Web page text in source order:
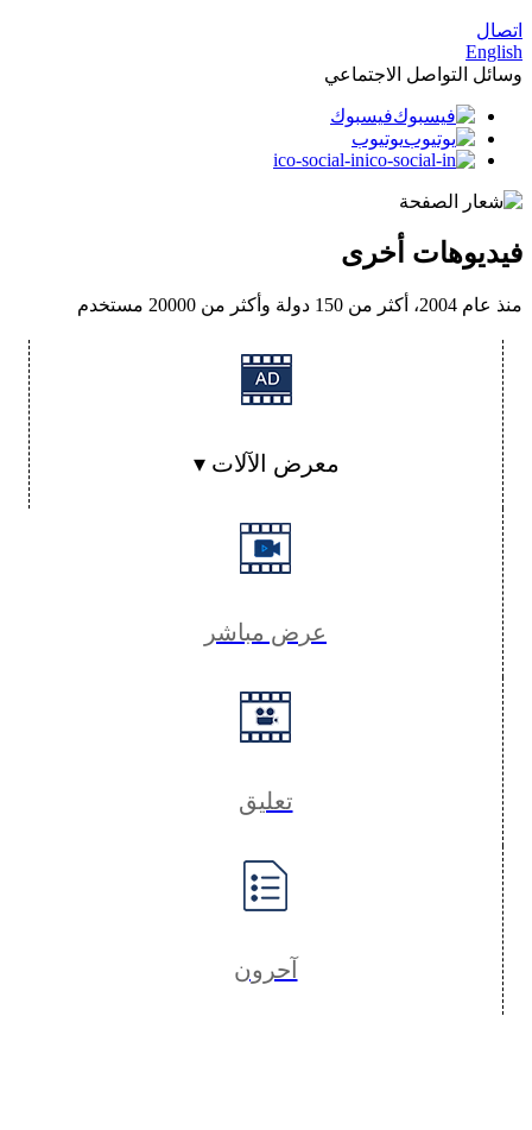
اتصال
English
وسائل التواصل الاجتماعي
فيسبوك
يوتيوب
ico-social-in
فيديوهات أخرى
منذ عام 2004، أكثر من 150 دولة وأكثر من 20000 مستخدم
معرض الآلات ▾
عرض مباشر
تعليق
آحرون